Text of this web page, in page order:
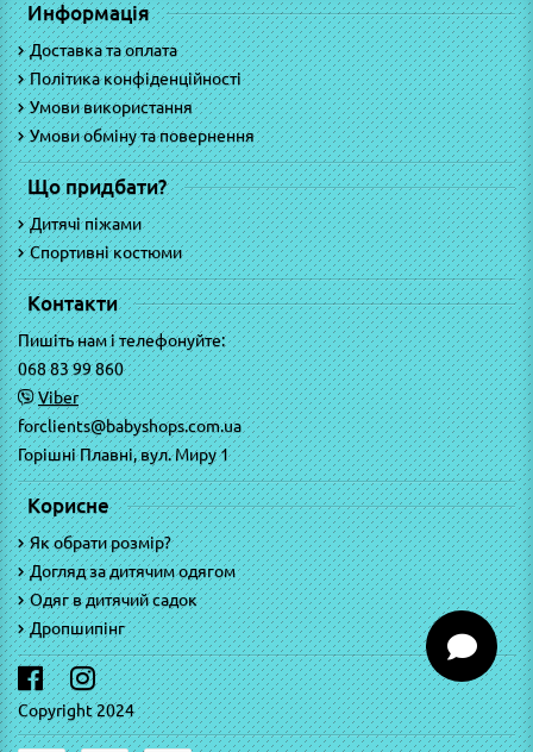
Информація
Доставка та оплата
Політика конфіденційності
Умови використання
Умови обміну та повернення
Що придбати?
Дитячі піжами
Спортивні костюми
Контакти
Пишіть нам і телефонуйте:
068 83 99 860
Viber
forclients@babyshops.com.ua
Горішні Плавні, вул. Миру 1
Корисне
Як обрати розмір?
Догляд за дитячим одягом
Одяг в дитячий садок
Дропшипінг
Copyright 2024